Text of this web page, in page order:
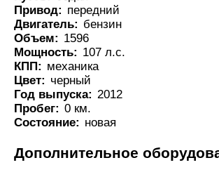
Привод: передний
Двигатель: бензин
Объем: 1596
Мощность: 107 л.с.
КПП: механика
Цвет: черный
Год выпуска: 2012
Пробег: 0 км.
Состояние: новая
Дополнительное